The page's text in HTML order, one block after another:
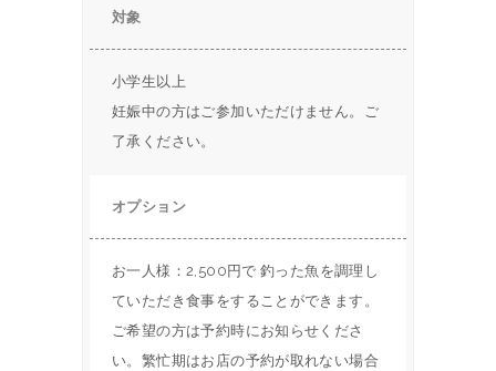
対象
小学生以上
妊娠中の方はご参加いただけません。ご
了承ください。
オプション
お一人様：2,500円で 釣った魚を調理し
ていただき食事をすることができます。
ご希望の方は予約時にお知らせくださ
い。繁忙期はお店の予約が取れない場合